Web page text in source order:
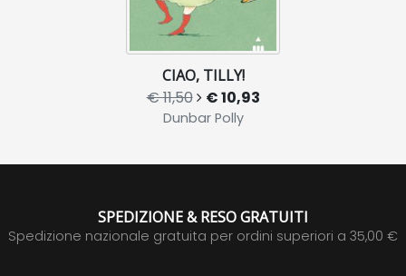
CIAO, TILLY!
€ 11,50 € 10,93
Dunbar Polly
SPEDIZIONE & RESO GRATUITI
Spedizione nazionale gratuita per ordini superiori a 35,00 €